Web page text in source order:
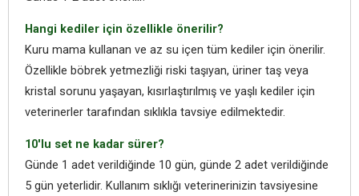
Hangi kediler için özellikle önerilir?
Kuru mama kullanan ve az su içen tüm kediler için önerilir.
Özellikle böbrek yetmezliği riski taşıyan, üriner taş veya
kristal sorunu yaşayan, kısırlaştırılmış ve yaşlı kediler için
veterinerler tarafından sıklıkla tavsiye edilmektedir.
10'lu set ne kadar sürer?
Günde 1 adet verildiğinde 10 gün, günde 2 adet verildiğinde
5 gün yeterlidir. Kullanım sıklığı veterinerinizin tavsiyesine